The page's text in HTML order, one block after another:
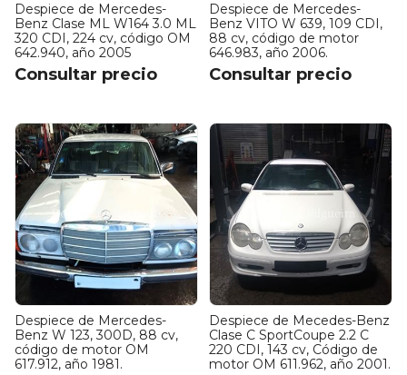
Despiece de Mercedes-
Benz Clase ML W164 3.0 ML
320 CDI, 224 cv, código OM
642.940, año 2005
Consultar precio
Despiece de Mercedes-
Benz VITO W 639, 109 CDI,
88 cv, código de motor
646.983, año 2006.
Consultar precio
Despiece de Mercedes-
Benz W 123, 300D, 88 cv,
código de motor OM
617.912, año 1981.
Despiece de Mecedes-Benz
Clase C SportCoupe 2.2 C
220 CDI, 143 cv, Código de
motor OM 611.962, año 2001.